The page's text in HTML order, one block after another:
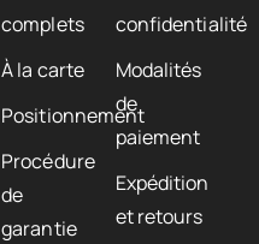
complets
À la carte
Positionnement
Procédure
de
garantie
confidentialité
Modalités
de
paiement
Expédition
et retours